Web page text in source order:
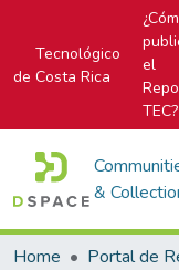
Tecnológico
de Costa Rica
el
TEC?
&
Home